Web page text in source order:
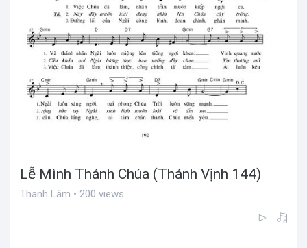
Lễ Mình Thánh Chúa (Thánh Vịnh 144)
Thanh Lâm • 200 views